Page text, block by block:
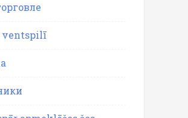
ventspilī